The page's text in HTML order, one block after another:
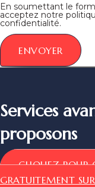
En soumettant le
acceptez notre
confidentialité.
ENVOYER
Services
proposons
CLIQUEZ POUR
GRATUITEMENT